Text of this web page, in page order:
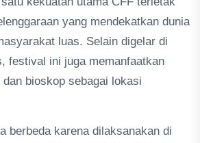
yang mendekatkan dunia
luas. Selain digelar di
festival ini juga memanfaatkan
bioskop sebagai lokasi
berbeda karena dilaksanakan di